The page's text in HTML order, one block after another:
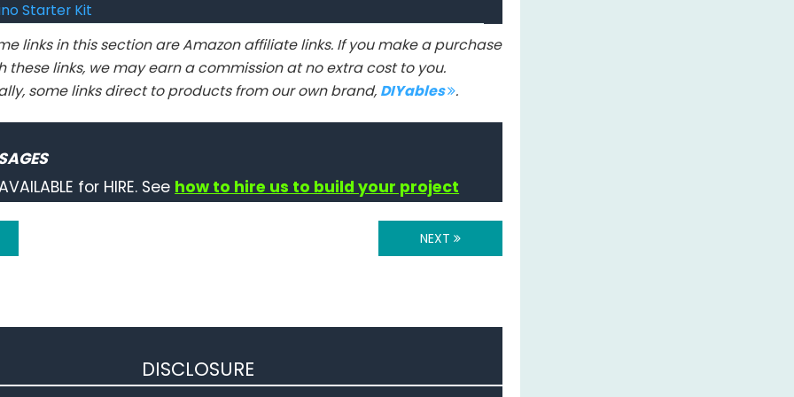
Starter Kit
links in this section are Amazon affiliate links. If you make a purchase
these links, we may earn a commission at no extra cost to you.
some links direct to products from our own brand, DIYables .
for HIRE. See how to hire us to build your project
NEXT
DISCLOSURE